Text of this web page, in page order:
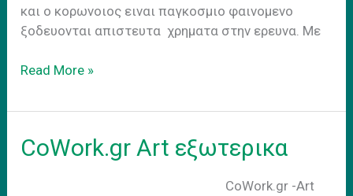
και ο κορωνοιος ειναι παγκοσμιο φαινομενο
ξοδευονται απιστευτα χρηματα στην ερευνα. Με
Business
usual
Read More »
CoWork.gr Art εξωτερικα
CoWork.gr -Art